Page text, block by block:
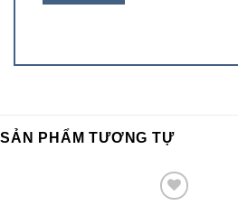
SẢN PHẨM TƯƠNG TỰ